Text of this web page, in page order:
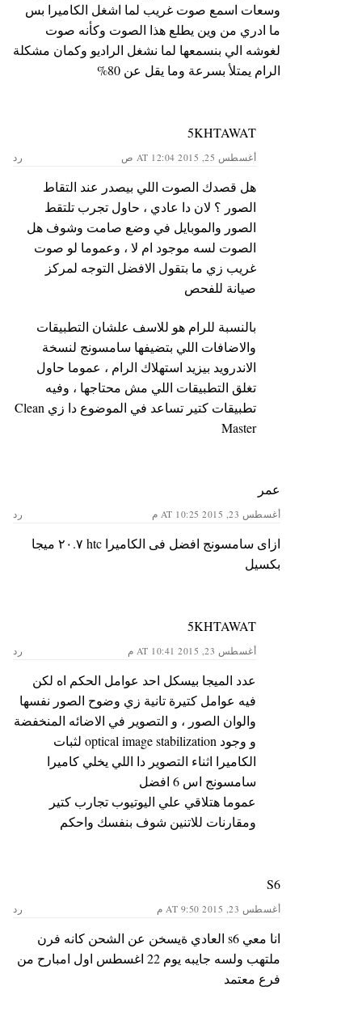
وسعات اسمع صوت غريب لما اشغل الكاميرا بس
ما ادري من وين يطلع هذا الصوت وكأنه صوت
لغوشه الي بنسمعها لما نشغل الراديو وكمان مشكلة
الرام يمتلأ بسرعة وما يقل عن 80%
5KHTAWAT
أغسطس 25, 2015 AT 12:04 ص رد
هل قصدك الصوت اللي بيصدر عند التقاط
الصور ؟ لان دا عادي ، حاول تجرب تلتقط
الصور والموبايل في وضع صامت وشوف هل
الصوت لسه موجود ام لا ، وعموما لو صوت
غريب زي ما بتقول الافضل التوجه لمركز
صيانة للفحص
بالنسبة للرام هو للاسف علشان التطبيقات
والاضافات اللي بتضيفها سامسونج لنسخة
الاندرويد بيزيد استهلاك الرام ، عموما حاول
تغلق التطبيقات اللي مش محتاجها ، وفيه
تطبيقات كتير تساعد في الموضوع دا زي Clean
Master
عمر
أغسطس 23, 2015 AT 10:25 م رد
ازاى سامسونج افضل فى الكاميرا htc ٢٠.٧ ميجا
بكسيل
5KHTAWAT
أغسطس 23, 2015 AT 10:41 م رد
عدد الميجا بيسكل احد عوامل الحكم اه لكن
فيه عوامل كتيرة تانية زي وضوح الصور نفسها
والوان الصور ، و التصوير في الاضائه المنخفضة
و وجود optical image stabilization لثبات
الكاميرا اثناء التصوير دا اللي يخلي كاميرا
سامسونج اس 6 افضل
عموما هتلاقي علي اليوتيوب تجارب كتير
ومقارنات للاتنين شوف بنفسك واحكم
S6
أغسطس 23, 2015 AT 9:50 م رد
انا معي s6 العادي ةيسخن عن الشحن كانه فرن
ملتهب ولسه جايبه يوم 22 اغسطس اول امبارح من
فرع معتمد